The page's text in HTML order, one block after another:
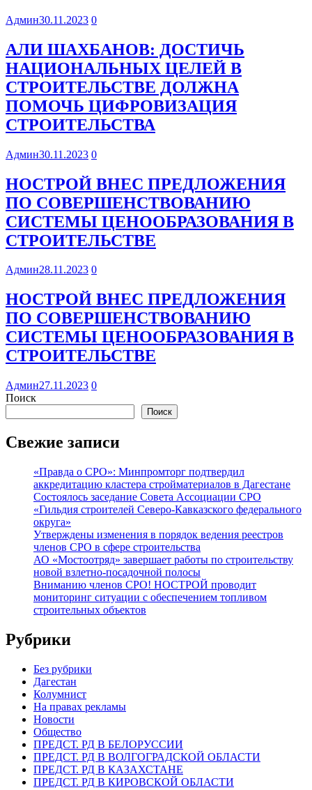
Админ30.11.2023 0
АЛИ ШАХБАНОВ: ДОСТИЧЬ
НАЦИОНАЛЬНЫХ ЦЕЛЕЙ В
СТРОИТЕЛЬСТВЕ ДОЛЖНА
ПОМОЧЬ ЦИФРОВИЗАЦИЯ
СТРОИТЕЛЬСТВА
Админ30.11.2023 0
НОСТРОЙ ВНЕС ПРЕДЛОЖЕНИЯ
ПО СОВЕРШЕНСТВОВАНИЮ
СИСТЕМЫ ЦЕНООБРАЗОВАНИЯ В
СТРОИТЕЛЬСТВЕ
Админ28.11.2023 0
НОСТРОЙ ВНЕС ПРЕДЛОЖЕНИЯ
ПО СОВЕРШЕНСТВОВАНИЮ
СИСТЕМЫ ЦЕНООБРАЗОВАНИЯ В
СТРОИТЕЛЬСТВЕ
Админ27.11.2023 0
Поиск
Поиск
Свежие записи
«Правда о СРО»: Минпромторг подтвердил
аккредитацию кластера стройматериалов в Дагестане
Состоялось заседание Совета Ассоциации СРО
«Гильдия строителей Северо-Кавказского федерального
округа»
Утверждены изменения в порядок ведения реестров
членов СРО в сфере строительства
АО «Мостоотряд» завершает работы по строительству
новой взлетно-посадочной полосы
Вниманию членов СРО! НОСТРОЙ проводит
мониторинг ситуации с обеспечением топливом
строительных объектов
Рубрики
Без рубрики
Дагестан
Колумнист
На правах рекламы
Новости
Общество
ПРЕДСТ. РД В БЕЛОРУССИИ
ПРЕДСТ. РД В ВОЛГОГРАДСКОЙ ОБЛАСТИ
ПРЕДСТ. РД В КАЗАХСТАНЕ
ПРЕДСТ. РД В КИРОВСКОЙ ОБЛАСТИ